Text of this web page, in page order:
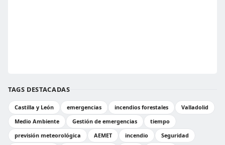
TAGS DESTACADAS
Castilla y León emergencias incendios forestales
Valladolid
Medio Ambiente
Gestión de emergencias
tiempo
previsión meteorológica
AEMET incendio
Seguridad